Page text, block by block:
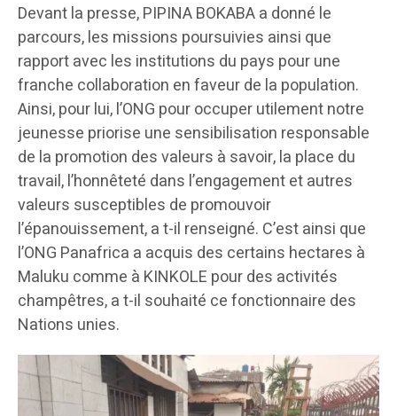
Devant la presse, PIPINA BOKABA a donné le
parcours, les missions poursuivies ainsi que
rapport avec les institutions du pays pour une
franche collaboration en faveur de la population.
Ainsi, pour lui, l’ONG pour occuper utilement notre
jeunesse priorise une sensibilisation responsable
de la promotion des valeurs à savoir, la place du
travail, l’honnêteté dans l’engagement et autres
valeurs susceptibles de promouvoir
l’épanouissement, a t-il renseigné. C’est ainsi que
l’ONG Panafrica a acquis des certains hectares à
Maluku comme à KINKOLE pour des activités
champêtres, a t-il souhaité ce fonctionnaire des
Nations unies.